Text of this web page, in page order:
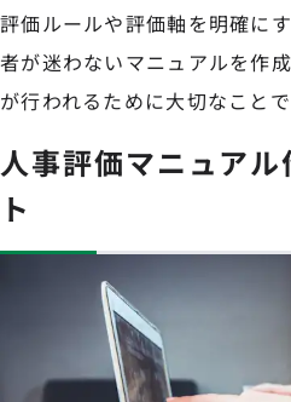
評価ルールや評価軸を明確に
者が迷わないマニュアルを作
が行われるために大切なことで
人事評価マニュア
ト